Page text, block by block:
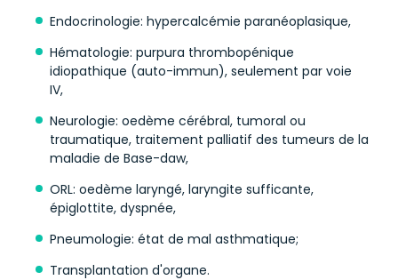
Endocrinologie: hypercalcémie paranéoplasique,
Hématologie: purpura thrombopénique
idiopathique (auto-immun), seulement par voie
IV,
Neurologie: oedème cérébral, tumoral ou
traumatique, traitement palliatif des tumeurs de la
maladie de Base-daw,
ORL: oedème laryngé, laryngite sufficante,
épiglottite, dyspnée,
Pneumologie: état de mal asthmatique;
Transplantation d'organe.